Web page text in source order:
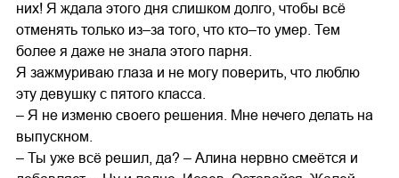
них! Я ждала этого дня слишком долго, чтобы всё
отменять только из–за того, что кто–то умер. Тем
более я даже не знала этого парня.
Я зажмуриваю глаза и не могу поверить, что люблю
эту девушку с пятого класса.
– Я не изменю своего решения. Мне нечего делать на
выпускном.
– Ты уже всё решил, да? – Алина нервно смеётся и